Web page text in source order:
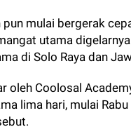
pun mulai bergerak
utama
di Solo Raya dan
oleh Coolosal
lima hari, mulai